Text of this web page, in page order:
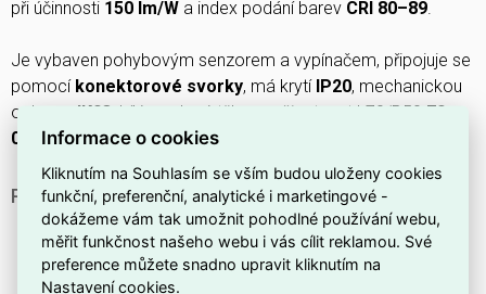
při účinnosti 150 lm/W a index podání barev CRI 80–89.
Je vybaven pohybovým senzorem a vypínačem, připojuje se
pomocí konektorové svorky, má krytí IP20, mechanickou
ochranu IK03 , bílé ocelové těleso a životnost L70/B50 70
000 h.
PROČ SI VYBRAT TOTO SVÍTIDLO?
Tento model má60 Wpříkon.
Délka svítidla je1500 mm.
Informace o cookies
Kliknutím na Souhlasím se vším budou uloženy cookies
funkční, preferenční, analytické i marketingové -
dokážeme vám tak umožnit pohodlné používání webu,
měřit funkčnost našeho webu i vás cílit reklamou. Své
preference můžete snadno upravit kliknutím na
Nastavení cookies.